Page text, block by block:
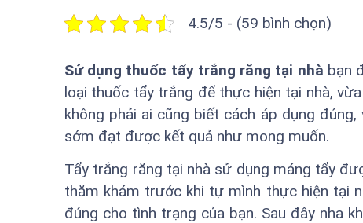
4.5/5 - (59 bình chọn)
Sử dụng thuốc tẩy trắng răng tại nhà bạn
loại thuốc tẩy trắng để thực hiện tại nhà,
không phải ai cũng biết cách áp dụng
sớm đạt được kết quả như mong muốn.
Tẩy trắng răng tại nhà sử dụng máng tẩy
thăm khám trước khi tự mình thực hiện tại
đúng cho tình trạng của bạn. Sau đây nha